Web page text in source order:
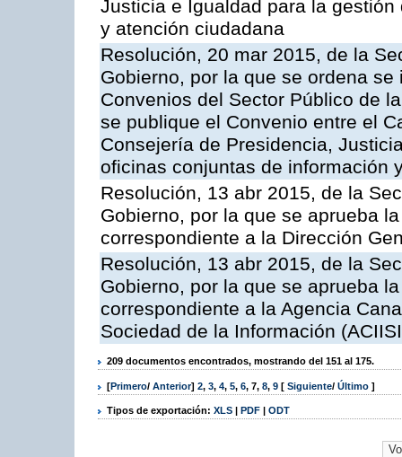
Justicia e Igualdad para la
y atención ciudadana
Resolución, 20 mar 2015, de la
Gobierno, por la que se ordena
Convenios del Sector Público de
se publique el Convenio entre el
Consejería de Presidencia,
oficinas conjuntas de información
Resolución, 13 abr 2015, de la
Gobierno, por la que se aprueba
correspondiente a la Dirección
Resolución, 13 abr 2015, de la
Gobierno, por la que se aprueba
correspondiente a la Agencia
Sociedad de la Información
209 documentos encontrados, mostrando del 151 al 175.
[Primero/ Anterior] 2, 3, 4, 5, 6, 7, 8, 9 [ Siguiente/ Último ]
Tipos de exportación: XLS | PDF | ODT